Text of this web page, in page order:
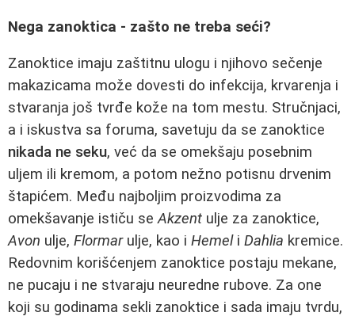
Nega zanoktica - zašto ne treba seći?
Zanoktice imaju zaštitnu ulogu i njihovo sečenje
makazicama može dovesti do infekcija, krvarenja i
stvaranja još tvrđe kože na tom mestu. Stručnjaci,
a i iskustva sa foruma, savetuju da se zanoktice
nikada ne seku, već da se omekšaju posebnim
uljem ili kremom, a potom nežno potisnu drvenim
štapićem. Među najboljim proizvodima za
omekšavanje ističu seAkzent ulje za zanoktice,
Avon ulje, Flormarulje, kao i Hemeli Dahlia kremice.
Redovnim korišćenjem zanoktice postaju mekane,
ne pucaju i ne stvaraju neuredne rubove. Za one
koji su godinama sekli zanoktice i sada imaju tvrdu,